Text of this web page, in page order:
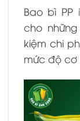
Bao bì PP
cho
kiệm chi
mức độ cơ